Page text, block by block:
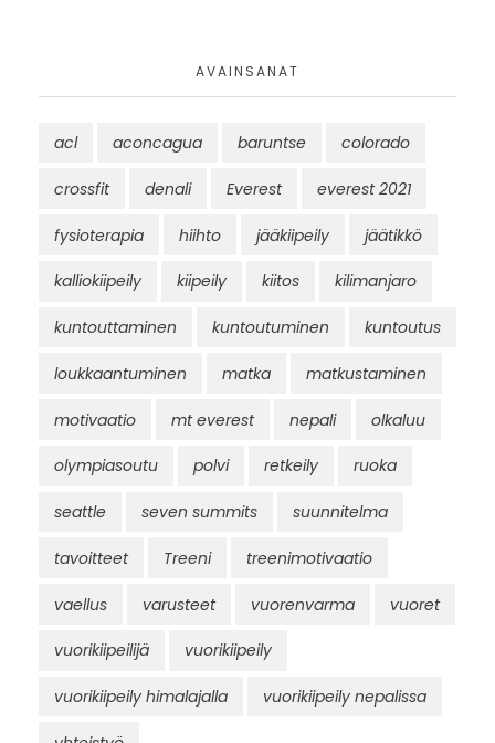
AVAINSANAT
acl aconcagua baruntse colorado
crossfit denali Everest everest 2021
fysioterapia hiihto jääkiipeily jäätikkö
kalliokiipeily kiipeily kiitos kilimanjaro
kuntouttaminen kuntoutuminen kuntoutus
loukkaantuminen matka matkustaminen
motivaatio mt everest nepali olkaluu
olympiasoutu polvi retkeily ruoka
seattle seven summits suunnitelma
tavoitteet Treeni treenimotivaatio
vaellus varusteet vuorenvarma vuoret
vuorikiipeilijä vuorikiipeily
vuorikiipeily himalajalla vuorikiipeily nepalissa